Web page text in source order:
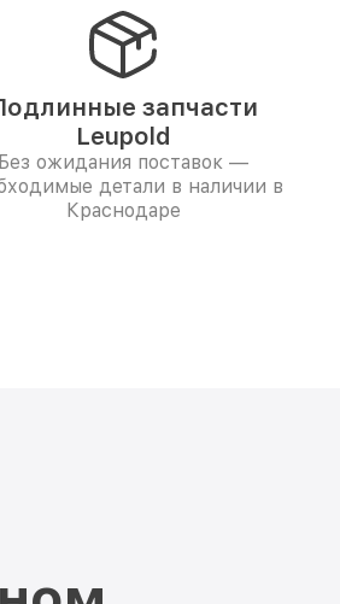
запчасти
Leupold
Без ожидания поставок —
детали в наличии в
Краснодаре